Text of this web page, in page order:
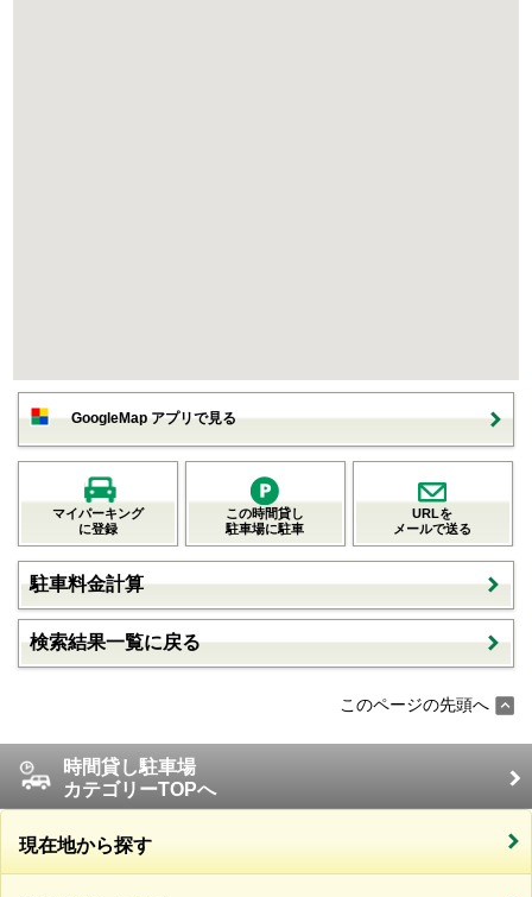
GoogleMap アプリで見る
マイパーキング
に登録
この時間貸し
駐車場に駐車
URLを
メールで送る
駐車料金計算
検索結果一覧に戻る
このページの先頭へ
時間貸し駐車場
カテゴリーTOPへ
現在地から探す